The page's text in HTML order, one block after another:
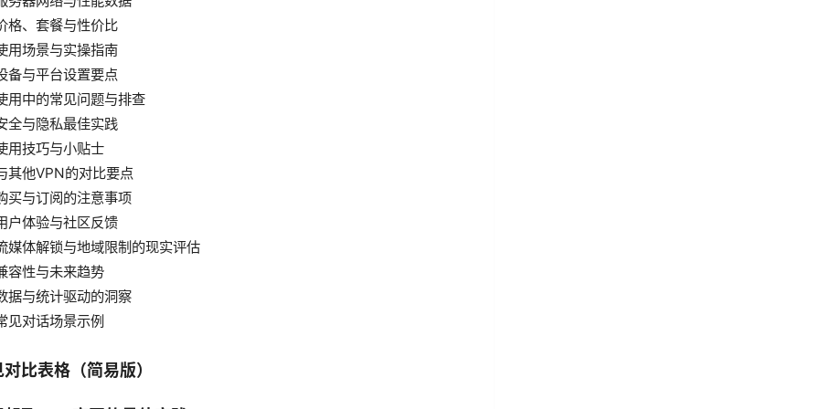
格、套餐与性价比
用场景与实操指南
备与平台设置要点
用中的常见问题与排查
全与隐私最佳实践
用技巧与小贴士
其他VPN的对比要点
买与订阅的注意事项
户体验与社区反馈
媒体解锁与地域限制的现实评估
容性与未来趋势
据与统计驱动的洞察
见对话场景示例
比表格（简易版）